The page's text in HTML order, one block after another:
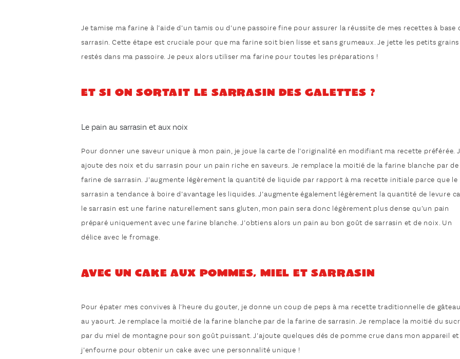
Je tamise ma farine à l’aide d’un tamis ou d’une passoire fine pour assurer la réussite de mes recettes à base
sarrasin. Cette étape est cruciale pour que ma farine soit bien lisse et sans grumeaux. Je jette les petits grains
restés dans ma passoire. Je peux alors utiliser ma farine pour toutes les préparations !
Et si on sortait le sarrasin des galettes ?
Le pain au sarrasin et aux noix
Pour donner une saveur unique à mon pain, je joue la carte de l’originalité en modifiant ma recette préférée.
ajoute des noix et du sarrasin pour un pain riche en saveurs. Je remplace la moitié de la farine blanche par de
farine de sarrasin. J’augmente légèrement la quantité de liquide par rapport à ma recette initiale parce que le
sarrasin a tendance à boire d’avantage les liquides. J’augmente également légèrement la quantité de levure
le sarrasin est une farine naturellement sans gluten, mon pain sera donc légèrement plus dense qu’un pain
préparé uniquement avec une farine blanche. J’obtiens alors un pain au bon goût de sarrasin et de noix. Un
délice avec le fromage.
Avec un cake aux pommes, miel et sarrasin
Pour épater mes convives à l’heure du gouter, je donne un coup de peps à ma recette traditionnelle de gâteau
au yaourt. Je remplace la moitié de la farine blanche par de la farine de sarrasin. Je remplace la moitié du
par du miel de montagne pour son goût puissant. J’ajoute quelques dés de pomme crue dans mon appareil et
j’enfourne pour obtenir un cake avec une personnalité unique !